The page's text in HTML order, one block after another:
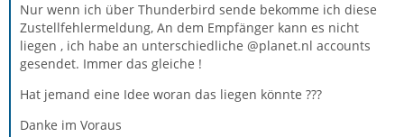
Nur wenn ich über Thunderbird sende bekomme ich diese
Zustellfehlermeldung, An dem Empfänger kann es nicht
liegen , ich habe an unterschiedliche @planet.nl accounts
gesendet. Immer das gleiche !
Hat jemand eine Idee woran das liegen könnte ???
Danke im Voraus